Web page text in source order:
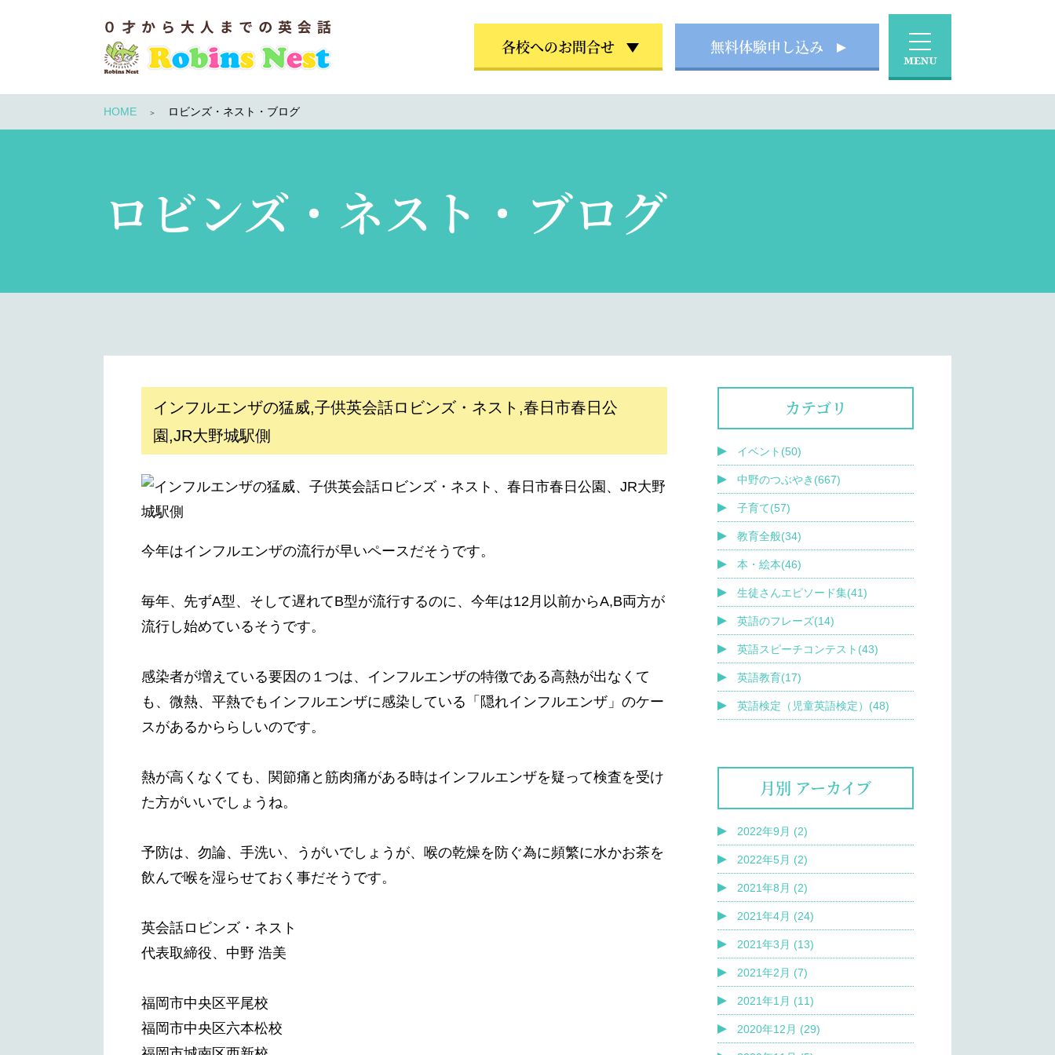
各校へのお問合せ 無料体験申し込み
HOME ロビンズ・ネスト・ブログ
ロビンズ・ネスト・ブログ
インフルエンザの猛威,子供英会話ロビンズ・ネスト,春日市春日公
園,JR大野城駅側
今年はインフルエンザの流行が早いペースだそうです。
毎年、先ずA型、そして遅れてB型が流行するのに、今年は12月以前からA,B両方が
流行し始めているそうです。
感染者が増えている要因の１つは、インフルエンザの特徴である高熱が出なくて
も、微熱、平熱でもインフルエンザに感染している「隠れインフルエンザ」のケー
スがあるかららしいのです。
熱が高くなくても、関節痛と筋肉痛がある時はインフルエンザを疑って検査を受け
た方がいいでしょうね。
予防は、勿論、手洗い、うがいでしょうが、喉の乾燥を防ぐ為に頻繁に水かお茶を
飲んで喉を湿らせておく事だそうです。
英会話ロビンズ・ネスト
代表取締役、中野 浩美
福岡市中央区平尾校
福岡市中央区六本松校
カテゴリ
イベント(50)
中野のつぶやき(667)
子育て(57)
教育全般(34)
本・絵本(46)
生徒さんエピソード集(41)
英語のフレーズ(14)
英語スピーチコンテスト(43)
英語教育(17)
英語検定（児童英語検定）(48)
月別 アーカイブ
2022年9月 (2)
2022年5月 (2)
2021年8月 (2)
2021年4月 (24)
2021年3月 (13)
2021年2月 (7)
2021年1月 (11)
2020年12月 (29)